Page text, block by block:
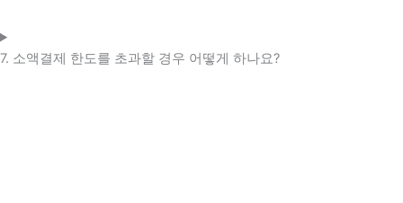
7. 소액결제 한도를 초과할 경우 어떻게 하나요?